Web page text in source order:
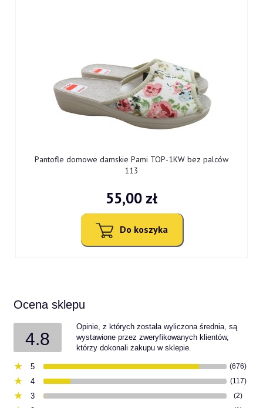
Pantofle domowe damskie Pami TOP-1KW bez palców
113
55,00 zł
Do koszyka
Ocena sklepu
4.8
Opinie, z których została wyliczona średnia, są
wystawione przez zweryfikowanych klientów,
którzy dokonali zakupu w sklepie.
5 (676)
4 (117)
3 (2)